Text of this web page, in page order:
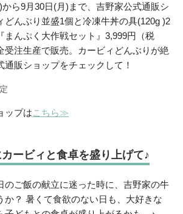
ら9月30日(月)まで、吉野家公式通販シ
どんぶり並盛1個と冷凍牛丼の具(120g )2
まんぷく大作戦セット』3,999円（税
受注生産で販売。カービィどんぶりが絶
販ショップをチェックして！
ップはこちら≫
ービィと食卓を盛り上げて♪
のご飯の献立に迷った時に、吉野家の牛
か？ 暑くて食欲のない日も、大好きな